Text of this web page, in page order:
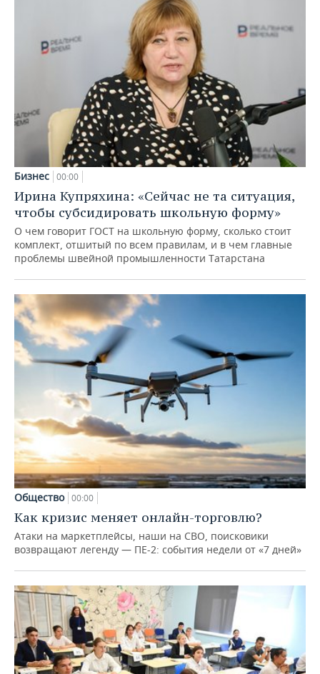
Бизнес 00:00
Ирина Купряхина: «Сейчас не та ситуация,
чтобы субсидировать школьную форму»
О чем говорит ГОСТ на школьную форму, сколько стоит
комплект, отшитый по всем правилам, и в чем главные
проблемы швейной промышленности Татарстана
Общество 00:00
Как кризис меняет онлайн-торговлю?
Атаки на маркетплейсы, наши на СВО, поисковики
возвращают легенду — ПЕ-2: события недели от «7 дней»